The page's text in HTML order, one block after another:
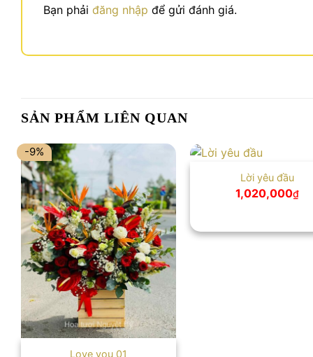
Bạn phải đăng nhập để gửi đánh giá.
SẢN PHẨM LIÊN QUAN
-9%
Love you 01
Lời yêu đầu
1,020,000₫